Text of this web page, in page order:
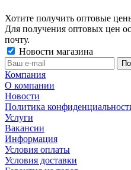
Хотите получить оптовые
Для получения оптовых цен
почту.
Новости магазина
Компания
О компании
Новости
Политика
Услуги
Вакансии
Информация
Условия оплаты
Условия доставки